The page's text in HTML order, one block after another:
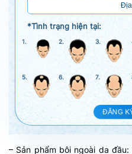
*Tình trạng hiện tại:
1. 2. 3.
5. 6. 7.
ĐĂNG
– Sản phẩm bôi ngoài da